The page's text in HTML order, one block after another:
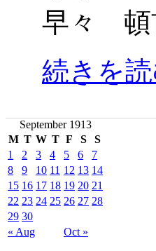
早々
続きを
September 1913
M T W T F S S
« Aug Oct »
1 2 3 4 5 6
7
8
9 10 11 12 13 14
15 16 17 18 19 20 21
22 23 24 25 26 27 28
29 30